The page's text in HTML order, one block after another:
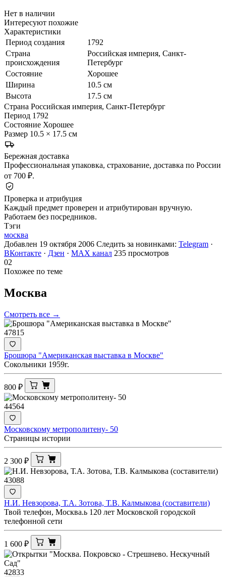
Нет в наличии
Интересуют похожие
Характеристики
Период создания
1792
Страна
происхождения
Российская империя, Санкт-
Петербург
Состояние
Хорошее
Ширина
10.5 см
Высота
17.5 см
Страна Российская империя, Санкт-Петербург
Период 1792
Состояние Хорошее
Размер 10.5 × 17.5 см
Бережная доставка
Профессиональная упаковка, страхование, доставка по России
от 700 ₽.
Проверка и атрибуция
Каждый предмет проверен и атрибутирован вручную.
Работаем без посредников.
Тэги
москва
Добавлен 19 октября 2006 Следить за новинками: Telegram ·
ВКонтакте · Дзен · MAX канал 235 просмотров
02
Похожее по теме
Москва
Смотреть все →
47815
Брошюра "Американская выставка в Москве"
Сокольники 1959г.
800 ₽
44564
Московскому метрополитену- 50
Страницы истории
2 300 ₽
43088
Н.И. Невзорова, Т.А. Зотова, Т.В. Калмыкова (составители)
Твой телефон, Москва.ь 120 лет Московской городской
телефонной сети
1 600 ₽
42833